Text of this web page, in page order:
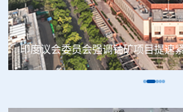
中核辐智正式设立 中国同辐持股